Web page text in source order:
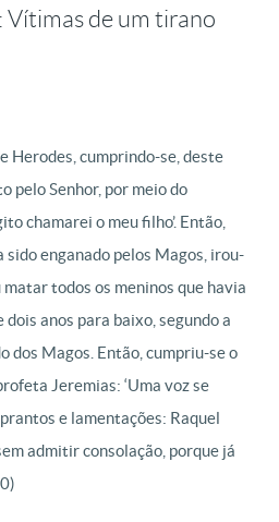
Vítimas de um tirano
Herodes, cumprindo-se, deste
pelo Senhor, por meio do
chamarei o meu filho’. Então,
sido enganado pelos Magos, irou-
todos os meninos que havia
anos para baixo, segundo a
dos Magos. Então, cumpriu-se o
Jeremias: ‘Uma voz se
e lamentações: Raquel
admitir consolação, porque já